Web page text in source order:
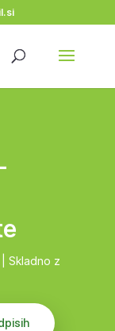
Skladno z